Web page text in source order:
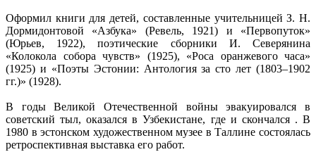
Оформил книги для детей, составленные учительницей З. Н.
Дормидонтовой «Азбука» (Ревель, 1921) и «Первопуток»
(Юрьев, 1922), поэтические сборники И. Северянина
«Колокола собора чувств» (1925), «Роса оранжевого часа»
(1925) и «Поэты Эстонии: Антология за сто лет (1803–1902
гг.)» (1928).
В годы Великой Отечественной войны эвакуировался в
советский тыл, оказался в Узбекистане, где и скончался . В
1980 в эстонском художественном музее в Таллине состоялась
ретроспективная выставка его работ.